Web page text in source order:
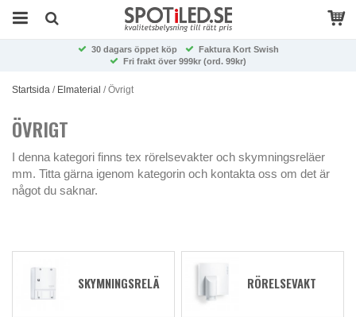
30 dagars öppet köp
Faktura Kort Swish
Fri frakt över 999kr (ord. 99kr)
Startsida / Elmaterial /Övrigt
ÖVRIGT
I denna kategori finns tex rörelsevakter och skymningsreläer
mm. Titta gärna igenom kategorin och kontakta oss om det är
något du saknar.
SKYMNINGSRELÄ RÖRELSEVAKT